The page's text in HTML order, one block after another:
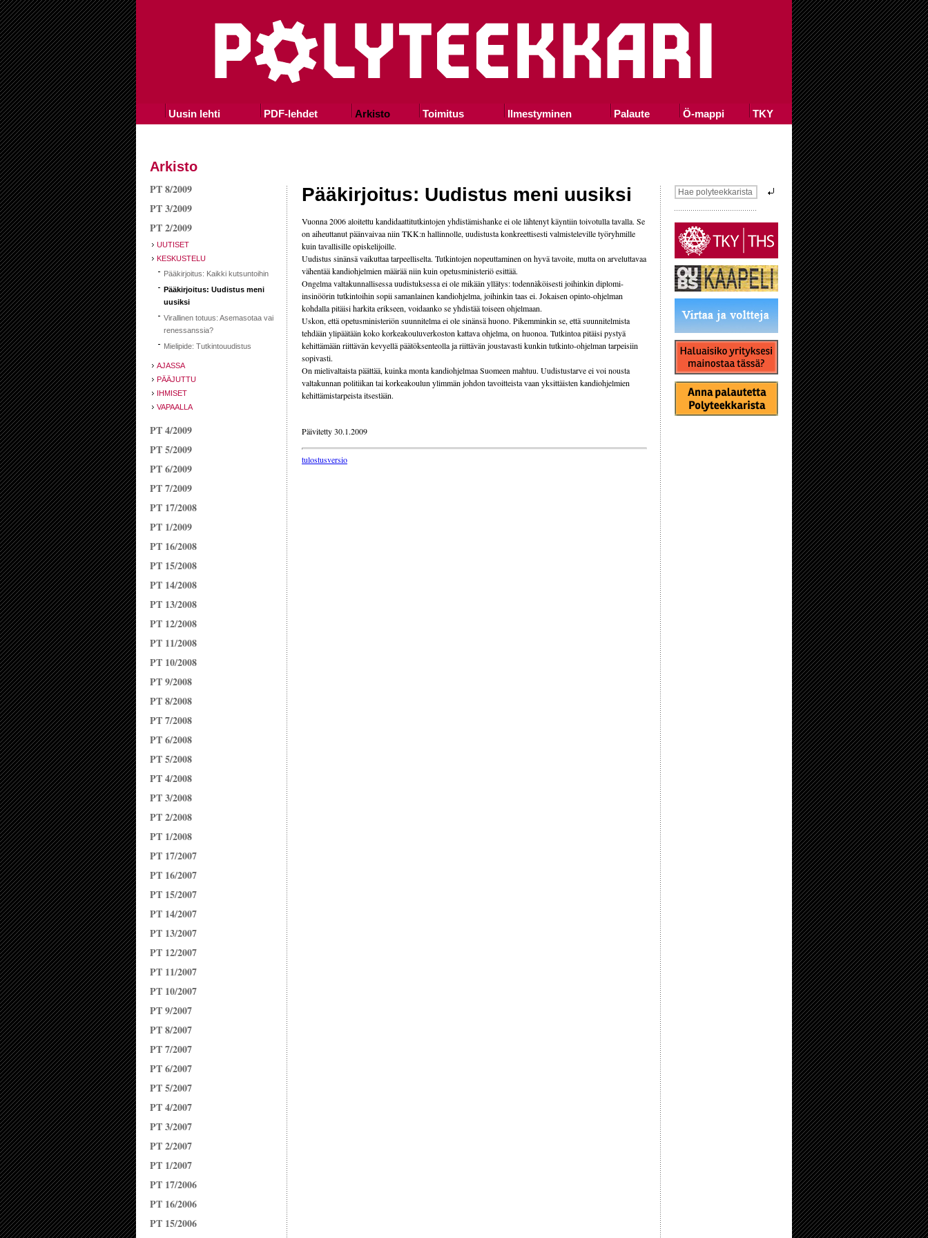
Uusin lehti PDF-lehdet Arkisto Toimitus Ilmestyminen Palaute Ö-mappi TKY
Arkisto
PT 8/2009
PT 3/2009
PT 2/2009
UUTISET
KESKUSTELU
Pääkirjoitus: Kaikki kutsuntoihin
Pääkirjoitus: Uudistus meni
uusiksi
Virallinen totuus: Asemasotaa vai
renessanssia?
Mielipide: Tutkintouudistus
AJASSA
PÄÄJUTTU
IHMISET
VAPAALLA
PT 4/2009
PT 5/2009
PT 6/2009
PT 7/2009
PT 17/2008
PT 1/2009
PT 16/2008
PT 15/2008
PT 14/2008
PT 13/2008
PT 12/2008
PT 11/2008
PT 10/2008
PT 9/2008
PT 8/2008
PT 7/2008
PT 6/2008
PT 5/2008
PT 4/2008
PT 3/2008
PT 2/2008
PT 1/2008
PT 17/2007
PT 16/2007
PT 15/2007
PT 14/2007
PT 13/2007
PT 12/2007
PT 11/2007
PT 10/2007
PT 9/2007
PT 8/2007
PT 7/2007
PT 6/2007
PT 5/2007
PT 4/2007
PT 3/2007
PT 2/2007
PT 1/2007
PT 17/2006
PT 16/2006
PT 15/2006
Pääkirjoitus: Uudistus meni uusiksi
Vuonna 2006 aloitettu kandidaattitutkintojen yhdistämishanke ei ole lähtenyt käyntiin toivotulla tavalla. Se
on aiheuttanut päänvaivaa niin TKK:n hallinnolle, uudistusta konkreettisesti valmisteleville työryhmille
kuin tavallisille opiskelijoille.
Uudistus sinänsä vaikuttaa tarpeelliselta. Tutkintojen nopeuttaminen on hyvä tavoite, mutta on arveluttavaa
vähentää kandiohjelmien määrää niin kuin opetusministeriö esittää.
Ongelma valtakunnallisessa uudistuksessa ei ole mikään yllätys: todennäköisesti joihinkin diplomi-
insinöörin tutkintoihin sopii samanlainen kandiohjelma, joihinkin taas ei. Jokaisen opinto-ohjelman
kohdalla pitäisi harkita erikseen, voidaanko se yhdistää toiseen ohjelmaan.
Uskon, että opetusministeriön suunnitelma ei ole sinänsä huono. Pikemminkin se, että suunnitelmista
tehdään ylipäätään koko korkeakouluverkoston kattava ohjelma, on huonoa. Tutkintoa pitäisi pystyä
kehittämään riittävän kevyellä päätöksenteolla ja riittävän joustavasti kunkin tutkinto-ohjelman tarpeisiin
sopivasti.
On mielivaltaista päättää, kuinka monta kandiohjelmaa Suomeen mahtuu. Uudistustarve ei voi nousta
valtakunnan politiikan tai korkeakoulun ylimmän johdon tavoitteista vaan yksittäisten kandiohjelmien
kehittämistarpeista itsestään.
Päivitetty 30.1.2009
tulostusversio